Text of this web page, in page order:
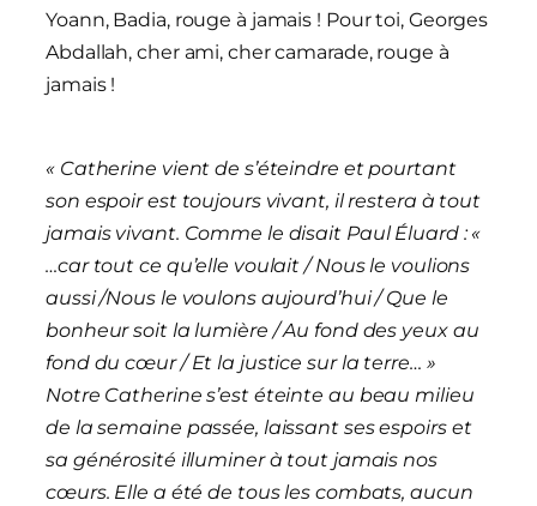
Yoann, Badia, rouge à jamais ! Pour toi, Georges
Abdallah, cher ami, cher camarade, rouge à
jamais !
« Catherine vient de s’éteindre et pourtant
son espoir est toujours vivant, il restera à tout
jamais vivant. Comme le disait Paul Éluard : «
…car tout ce qu’elle voulait / Nous le voulions
aussi /Nous le voulons aujourd’hui / Que le
bonheur soit la lumière / Au fond des yeux au
fond du cœur / Et la justice sur la terre… »
Notre Catherine s’est éteinte au beau milieu
de la semaine passée, laissant ses espoirs et
sa générosité illuminer à tout jamais nos
cœurs. Elle a été de tous les combats, aucun